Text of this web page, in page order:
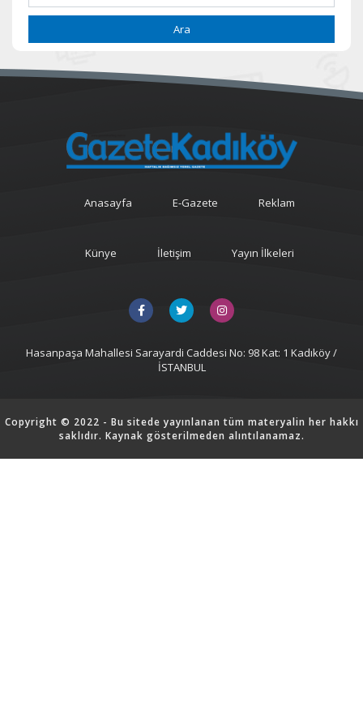
Ara
Anasayfa E-Gazete Reklam
Künye İletişim Yayın İlkeleri
Hasanpaşa Mahallesi Sarayardi Caddesi No: 98 Kat: 1 Kadıköy /
İSTANBUL
Copyright © 2022 - Bu sitede yayınlanan tüm materyalin her hakkı
saklıdır. Kaynak gösterilmeden alıntılanamaz.